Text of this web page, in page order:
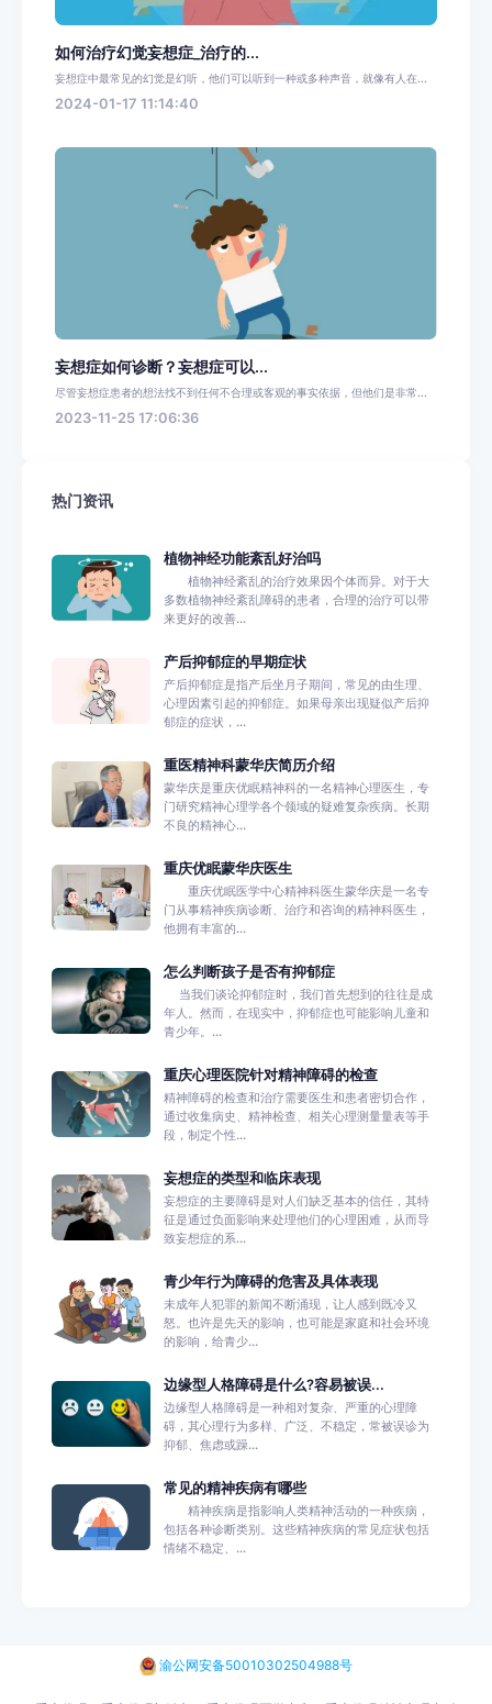
如何治疗幻觉妄想症_治疗的...
妄想症中最常见的幻觉是幻听，他们可以听到一种或多种声音，就像有人在...
2024-01-17 11:14:40
妄想症如何诊断？妄想症可以...
尽管妄想症患者的想法找不到任何不合理或客观的事实依据，但他们是非常...
2023-11-25 17:06:36
热门资讯
植物神经功能紊乱好治吗
植物神经紊乱的治疗效果因个体而异。对于大
多数植物神经紊乱障碍的患者，合理的治疗可以带
来更好的改善...
产后抑郁症的早期症状
产后抑郁症是指产后坐月子期间，常见的由生理、
心理因素引起的抑郁症。如果母亲出现疑似产后抑
郁症的症状，...
重医精神科蒙华庆简历介绍
蒙华庆是重庆优眠精神科的一名精神心理医生，专
门研究精神心理学各个领域的疑难复杂疾病。长期
不良的精神心...
重庆优眠蒙华庆医生
重庆优眠医学中心精神科医生蒙华庆是一名专
门从事精神疾病诊断、治疗和咨询的精神科医生，
他拥有丰富的...
怎么判断孩子是否有抑郁症
当我们谈论抑郁症时，我们首先想到的往往是成
年人。然而，在现实中，抑郁症也可能影响儿童和
青少年。...
重庆心理医院针对精神障碍的检查
精神障碍的检查和治疗需要医生和患者密切合作，
通过收集病史、精神检查、相关心理测量量表等手
段，制定个性...
妄想症的类型和临床表现
妄想症的主要障碍是对人们缺乏基本的信任，其特
征是通过负面影响来处理他们的心理困难，从而导
致妄想症的系...
青少年行为障碍的危害及具体表现
未成年人犯罪的新闻不断涌现，让人感到既冷又
怒。也许是先天的影响，也可能是家庭和社会环境
的影响，给青少...
边缘型人格障碍是什么?容易被误...
边缘型人格障碍是一种相对复杂、严重的心理障
碍，其心理行为多样、广泛、不稳定，常被误诊为
抑郁、焦虑或躁...
常见的精神疾病有哪些
精神疾病是指影响人类精神活动的一种疾病，
包括各种诊断类别。这些精神疾病的常见症状包括
情绪不稳定、...
渝公网安备50010302504988号